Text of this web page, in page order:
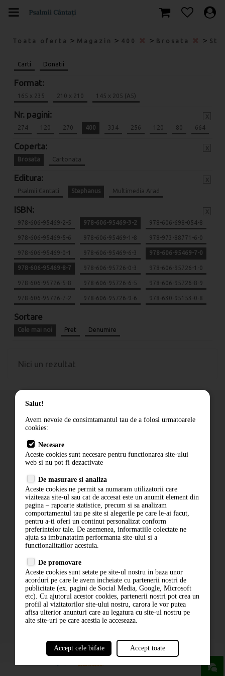
Toata oferta > Magazin > 400 > Brosata >
Carti Donatii
Format:
165 x 235 210 x 210 145 x 205 (A5)
Nr. pagini:
274 120 270 400 334 256 120 80 664
Coperta:
Brosata Cartonata
Editura:
Psalmii Cantati Stephanus Multimedia Arad
ISBN:
978-606-95469-2-5 978-606-95469-3-2 978-606-698-054-8
978-606-95469-5-6 978-606-95469-1-8 978-973-88771-6-0
978-606-95469-0-1 978-606-95469-6-3 978-606-95469-7-0
978-606-95469-8-7 978-606-95726-0-3 978-606-95726-1-0
978-606-95726-5-8 978-606-95726-6-5 978-606-95726-8-9
978-606-95726-7-2 978-606-95726-9-6 978-630-95153-0-8
Sortare
Cele mai noi Pret Denumire
Nici un rezultat
Cum comand
Livrare
Contact
Politica de confidentialitate
ANPC
ABONARE LA NEWSLETTER
ABONARE
Salut!
Avem nevoie de consimtamantul tau de a folosi urmatoarele
cookies:
Necesare
Aceste cookies sunt necesare pentru functionarea site-ului
web si nu pot fi dezactivate
De masurare si analiza
Aceste cookies ne permit sa numaram utilizatorii care
viziteaza site-ul sau cat de accesat este un anumit element din
pagina – rapoarte statistice, precum si sa analizam
comportamentul tau pe site si alegerile pe care le-ai facut,
pentru a-ti oferi un continut personalizat conform
preferintelor tale. De asemenea, informatiile colectate ne
ajuta sa imbunatatim performanta site-ului si a
functionalitatilor acestuia.
De promovare
Aceste cookies sunt setate pe site-ul nostru in baza unor
acorduri pe care le avem incheiate cu partenerii nostri de
publicitate (ex. pagini de Social Media, Google, Microsoft
etc). Cu ajutorul acestor cookies, partenerii nostri pot crea un
profil al vizitatorilor site-ului nostru, carora le vor putea
afisa ulterior anunturi care au legatura cu site-ul nostru pe
alte site-uri pe care acestia le acceseaza.
Accept cele bifate Accept toate